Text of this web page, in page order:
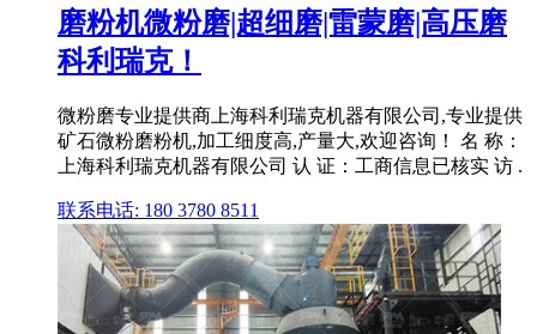
磨粉机微粉磨|超细磨|雷蒙磨|高压磨
科利瑞克！
微粉磨专业提供商上海科利瑞克机器有限公司,专业提供
矿石微粉磨粉机,加工细度高,产量大,欢迎咨询！ 名 称：
上海科利瑞克机器有限公司 认 证：工商信息已核实 访 .
联系电话: 180 3780 8511